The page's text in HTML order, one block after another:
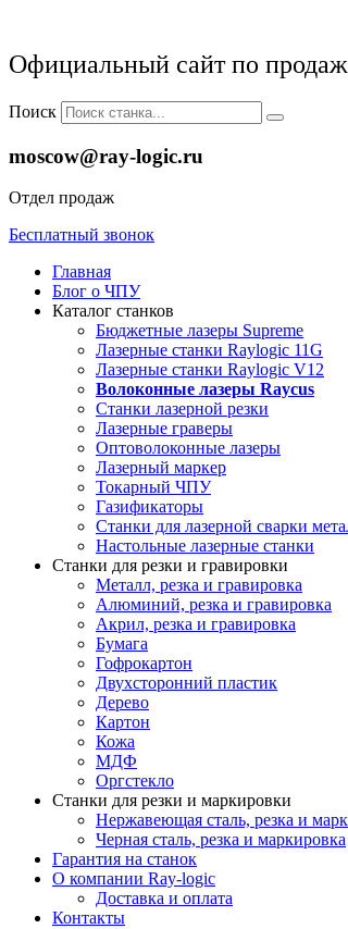
Официальный сайт по
Поиск
moscow@ray-logic.ru
Отдел продаж
Бесплатный звонок
Главная
Блог о ЧПУ
Каталог станков
Бюджетные лазеры Supreme
Лазерные станки Raylogic 11G
Лазерные станки Raylogic V12
Волоконные лазеры Raycus
Станки лазерной резки
Лазерные граверы
Оптоволоконные лазеры
Лазерный маркер
Токарный ЧПУ
Газификаторы
Cтанки для лазерной сварки
Настольные лазерные станки
Станки для резки и гравировки
Металл, резка и гравировка
Алюминий, резка и гравировка
Акрил, резка и гравировка
Бумага
Гофрокартон
Двухсторонний пластик
Дерево
Картон
Кожа
МДФ
Оргстекло
Станки для резки и маркировки
Нержавеющая сталь, резка и
Черная сталь, резка и маркировка
Гарантия на станок
О компании Ray-logic
Доставка и оплата
Контакты